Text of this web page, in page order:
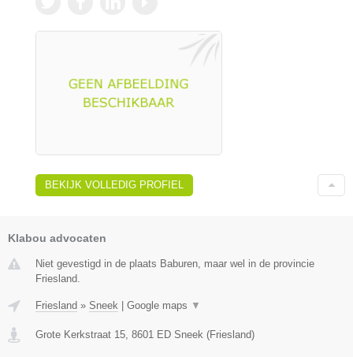
BEKIJK VOLLEDIG PROFIEL
Klabou advocaten
Niet gevestigd in de plaats Baburen, maar wel in de provincie
Friesland.
Friesland » Sneek Google maps ▼
Grote Kerkstraat 15, 8601 ED Sneek (Friesland)